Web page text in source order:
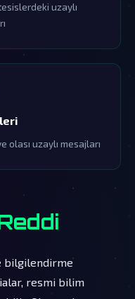
uzaylı
uzaylı mesajları
bilgilendirme
resmi bilim